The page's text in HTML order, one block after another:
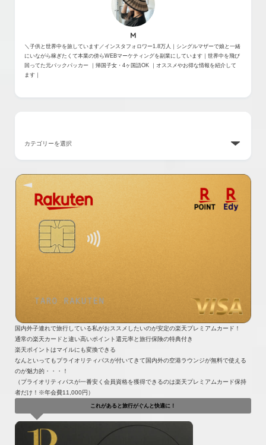
M
＼子供と世界中を旅しています／インスタフォロワー1.8万人｜シングルマザーで娘と一緒
にいながら稼ぎたくて本業の傍らWEBマーケティングを副業にしています｜世界中を飛び
回ってた元バックパッカー ｜帰国子女・4ヶ国語OK ｜オススメやお得な情報を紹介して
ます｜
国内外子連れで旅行している私がおススメしたいのが安定の楽天プレミアムカード！
通常の楽天カードと違い高いポイント還元率と旅行保険の特典付き
楽天ポイントはマイルにも変換できる
なんといってもプライオリティパスが付いてきて国内外の空港ラウンジが無料で使える
のが魅力的・・・！
（プライオリティパスが一番安く会員資格を獲得できるのは楽天プレミアムカード保持
者だけ！※年会費11,000円）
これがあると旅行がぐんと快適に！